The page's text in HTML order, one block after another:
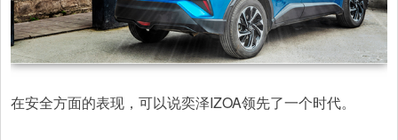
在安全方面的表现，可以说奕泽IZOA领先了一个时代。